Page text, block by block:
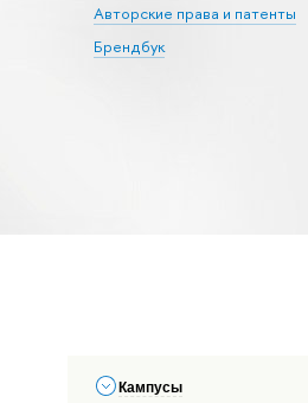
Авторские права и патенты
Брендбук
Кампусы